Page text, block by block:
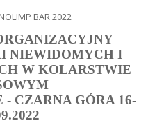
NIEWIDOMYCH I
W KOLARSTWIE
- CZARNA GÓRA 16-